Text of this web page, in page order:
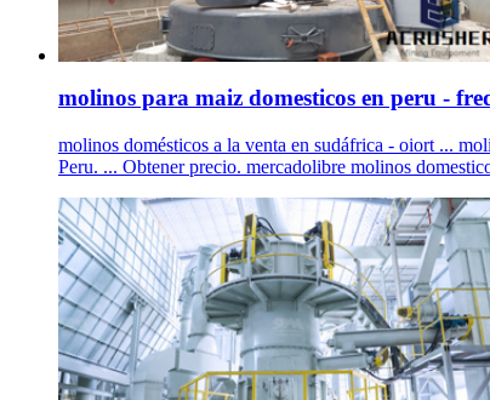
molinos para maiz domesticos en peru -
molinos domésticos a la venta en sudáfrica - oiort ...
Peru. ... Obtener precio. mercadolibre molinos